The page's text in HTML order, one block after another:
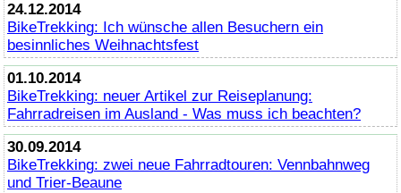
24.12.2014
BikeTrekking: Ich wünsche allen Besuchern ein
besinnliches Weihnachtsfest
01.10.2014
BikeTrekking: neuer Artikel zur Reiseplanung:
Fahrradreisen im Ausland - Was muss ich beachten?
30.09.2014
BikeTrekking: zwei neue Fahrradtouren: Vennbahnweg
und Trier-Beaune